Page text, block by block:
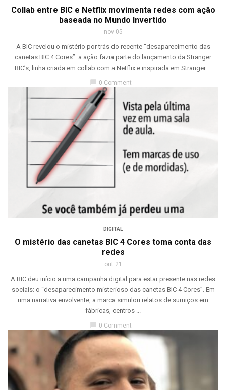
Collab entre BIC e Netflix movimenta redes com ação
baseada no Mundo Invertido
nov 05
A BIC revelou o mistério por trás do recente “desaparecimento das
canetas BIC 4 Cores”: a ação fazia parte do lançamento da Stranger
BIC’s, linha criada em collab com a Netflix e inspirada em Stranger ...
0 Comment
DIGITAL
O mistério das canetas BIC 4 Cores toma conta das
redes
out 21
A BIC deu início a uma campanha digital para estar presente nas redes
sociais: o “desaparecimento misterioso das canetas BIC 4 Cores”. Em
uma narrativa envolvente, a marca simulou relatos de sumiços em
fábricas, centros ...
chat_bubble 0 Comment